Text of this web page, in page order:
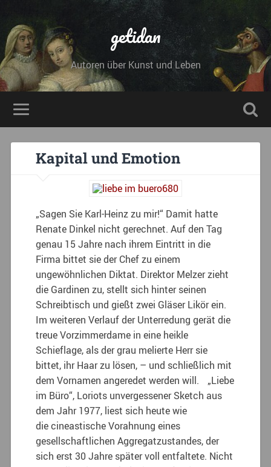
getidan
Autoren über Kunst und Leben
Kapital und Emotion
„Sagen Sie Karl-Heinz zu mir!“ ­Damit hatte
Renate Dinkel nicht gerechnet. Auf den Tag
genau 15 Jahre nach ihrem Eintritt in die
Firma bittet sie der Chef zu einem
ungewöhnlichen Diktat. Direktor Melzer zieht
die Gardinen zu, stellt sich hinter seinen
Schreibtisch und gießt zwei Gläser Likör ein.
Im weiteren Verlauf der Unterredung gerät die
treue Vorzimmerdame in eine heikle
Schieflage, als der grau melierte Herr sie
bittet, ihr Haar zu lösen, – und schließlich mit
dem Vornamen angeredet werden will. „Liebe
im Büro“, Loriots un­vergessener Sketch aus
dem Jahr 1977, liest sich heute wie
die ­cineastische Vorahnung eines
gesellschaftlichen Aggregatzustandes, der
sich erst 30 Jahre später voll entfaltete. Nicht